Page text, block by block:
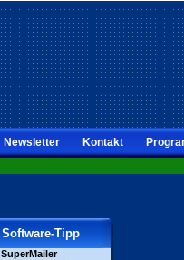
Newsletter Kontakt
Software-Tipp
SuperMailer